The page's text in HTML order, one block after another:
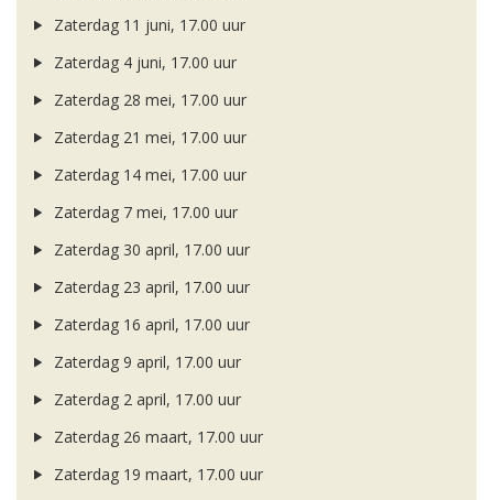
Zaterdag 11 juni, 17.00 uur
Zaterdag 4 juni, 17.00 uur
Zaterdag 28 mei, 17.00 uur
Zaterdag 21 mei, 17.00 uur
Zaterdag 14 mei, 17.00 uur
Zaterdag 7 mei, 17.00 uur
Zaterdag 30 april, 17.00 uur
Zaterdag 23 april, 17.00 uur
Zaterdag 16 april, 17.00 uur
Zaterdag 9 april, 17.00 uur
Zaterdag 2 april, 17.00 uur
Zaterdag 26 maart, 17.00 uur
Zaterdag 19 maart, 17.00 uur